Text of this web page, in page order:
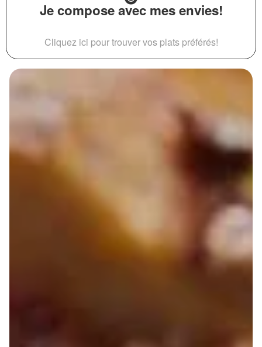
Je compose avec mes envies!
Cliquez ici pour trouver vos plats préférés!